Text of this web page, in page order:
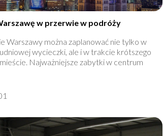
w przerwie w podróży
Warszawy można zaplanować nie tylko w
wycieczki, ale i w trakcie krótszego
Najważniejsze zabytki w centrum